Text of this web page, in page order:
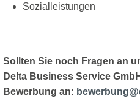
Sozialleistungen
Sollten Sie noch Fragen an
Delta Business Service
Bewerbung an: